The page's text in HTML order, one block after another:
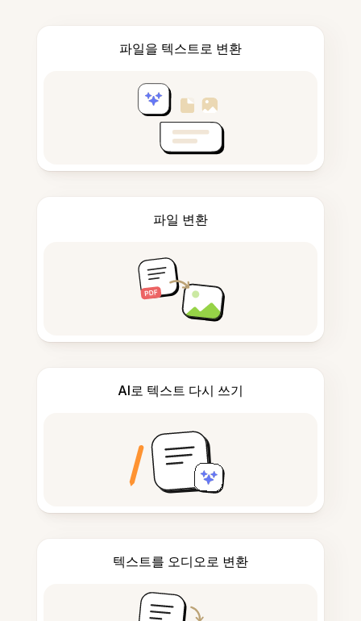
파일을 텍스트로 변환
파일 변환
AI로 텍스트 다시 쓰기
텍스트를 오디오로 변환